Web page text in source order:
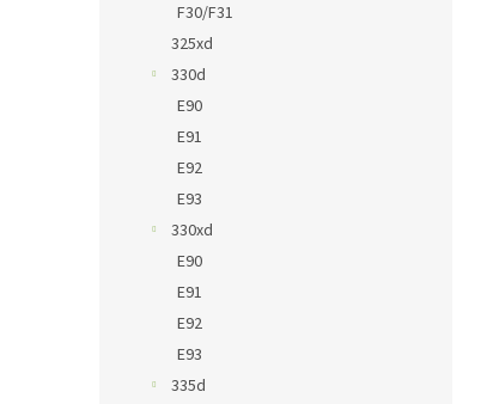
F30/F31
325xd
330d
E90
E91
E92
E93
330xd
E90
E91
E92
E93
335d